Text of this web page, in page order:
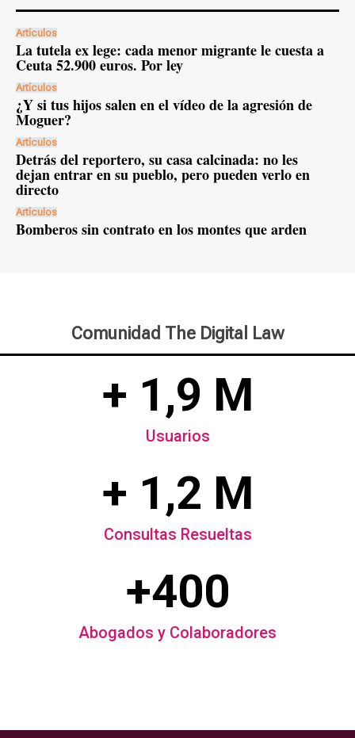
Artículos
La tutela ex lege: cada menor migrante le cuesta a
Ceuta 52.900 euros. Por ley
Artículos
¿Y si tus hijos salen en el vídeo de la agresión de
Moguer?
Artículos
Detrás del reportero, su casa calcinada: no les
dejan entrar en su pueblo, pero pueden verlo en
directo
Artículos
Bomberos sin contrato en los montes que arden
Comunidad The Digital Law
+ 1,9 M
Usuarios
+ 1,2 M
Consultas Resueltas
+400
Abogados y Colaboradores